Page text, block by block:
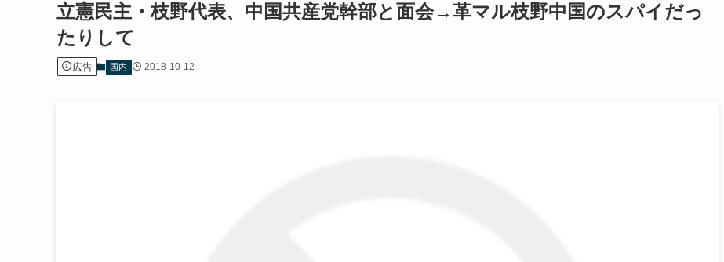
立憲民主・枝野代表、中国共産党幹部と面会→革マル枝野中国のスパイだっ
たりして
広告 国内 2018-10-12